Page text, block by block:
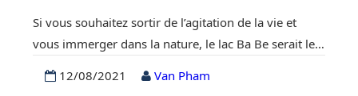
Si vous souhaitez sortir de l’agitation de la vie et
vous immerger dans la nature, le lac Ba Be serait le
Vietnam. De nos jours, le lac Ba Be attire de plus en
12/08/2021 Van Pham